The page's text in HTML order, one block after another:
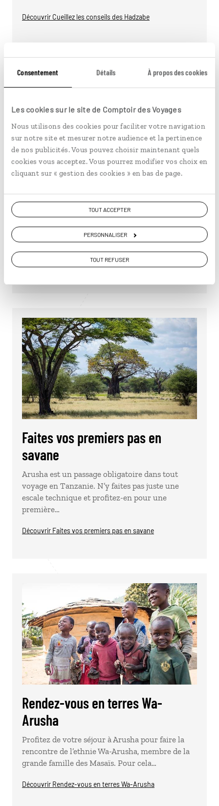
Consentement Détails À propos des cookies
Les cookies sur le site de Comptoir des Voyages
Nous utilisons des cookies pour faciliter votre navigation
sur notre site et mesurer notre audience et la pertinence
de nos publicités. Vous pouvez choisir maintenant quels
cookies vous acceptez. Vous pourrez modifier vos choix en
cliquant sur « gestion des cookies » en bas de page.
TOUT ACCEPTER
PERSONNALISER
TOUT REFUSER
Découvrir Cueillez les conseils des Hadzabe
Descendez dans la caldeira
Le superbe cratère du Ngorongoro a un petit
frère, l’Empakaai. Avec 6 kilomètres de
circonférence et 300 mètres de profondeur, sa
caldeira…
Découvrir Descendez dans la caldeira
Faites vos premiers pas en
savane
Arusha est un passage obligatoire dans tout
voyage en Tanzanie. N’y faites pas juste une
escale technique et profitez-en pour une
première…
Découvrir Faites vos premiers pas en savane
Rendez-vous en terres Wa-
Arusha
Profitez de votre séjour à Arusha pour faire la
rencontre de l’ethnie Wa-Arusha, membre de la
grande famille des Masaïs. Pour cela…
Découvrir Rendez-vous en terres Wa-Arusha